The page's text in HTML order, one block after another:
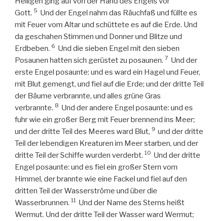
Gott. 5 Und der Engel nahm das Räuchfaß und füllte es
mit Feuer vom Altar und schüttete es auf die Erde. Und
da geschahen Stimmen und Donner und Blitze und
Erdbeben. 6 Und die sieben Engel mit den sieben
Posaunen hatten sich gerüstet zu posaunen. 7 Und der
erste Engel posaunte: und es ward ein Hagel und Feuer,
mit Blut gemengt, und fiel auf die Erde; und der dritte Teil
der Bäume verbrannte, und alles grüne Gras
verbrannte. 8 Und der andere Engel posaunte: und es
fuhr wie ein großer Berg mit Feuer brennend ins Meer;
und der dritte Teil des Meeres ward Blut, 9 und der dritte
Teil der lebendigen Kreaturen im Meer starben, und der
dritte Teil der Schiffe wurden verderbt. 10 Und der dritte
Engel posaunte: und es fiel ein großer Stern vom
Himmel, der brannte wie eine Fackel und fiel auf den
dritten Teil der Wasserströme und über die
Wasserbrunnen. 11 Und der Name des Sterns heißt
Wermut. Und der dritte Teil der Wasser ward Wermut;